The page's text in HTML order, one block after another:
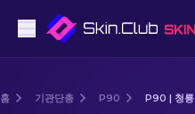
홈 기관단총 P90 P90 | 청룡